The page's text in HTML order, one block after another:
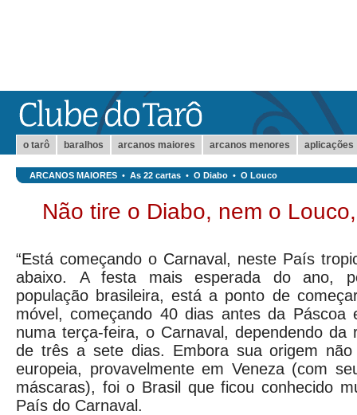
o tarô baralhos arcanos maiores arcanos menores aplicações
ARCANOS MAIORES • As 22 cartas • O Diabo • O Louco
Não tire o Diabo, nem o
“Está começando o Carnaval, neste País
abaixo.
A festa mais esperada do ano,
população brasileira, está a ponto de
móvel, começando 40 dias antes da Páscoa
numa terça-feira, o Carnaval, dependendo da
de três a sete dias. Embora sua origem
europeia, provavelmente em Veneza (com
máscaras), foi o Brasil que ficou conhecido
País do Carnaval.